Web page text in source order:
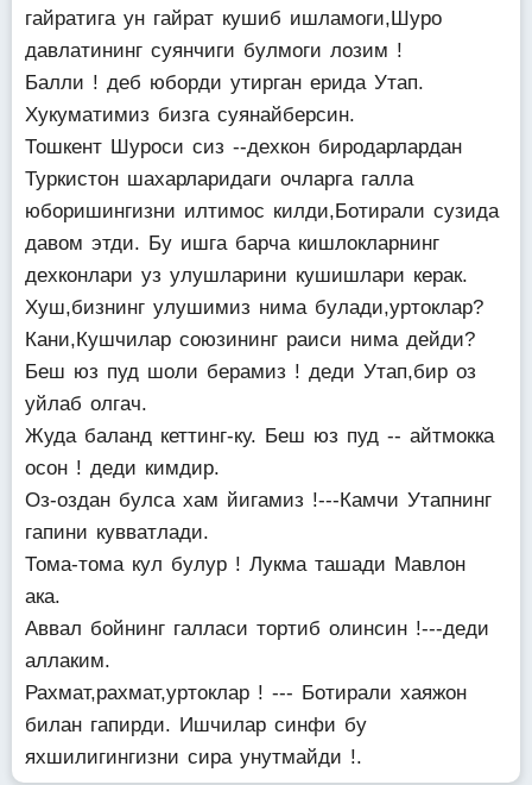
гайратига ун гайрат кушиб ишламоги,Шуро
давлатининг суянчиги булмоги лозим !
Балли ! деб юборди утирган ерида Утап.
Хукуматимиз бизга суянайберсин.
Тошкент Шуроси сиз --дехкон биродарлардан
Туркистон шахарларидаги очларга галла
юборишингизни илтимос килди,Ботирали сузида
давом этди. Бу ишга барча кишлокларнинг
дехконлари уз улушларини кушишлари керак.
Хуш,бизнинг улушимиз нима булади,уртоклар?
Кани,Кушчилар союзининг раиси нима дейди?
Беш юз пуд шоли берамиз ! деди Утап,бир оз
уйлаб олгач.
Жуда баланд кеттинг-ку. Беш юз пуд -- айтмокка
осон ! деди кимдир.
Оз-оздан булса хам йигамиз !---Камчи Утапнинг
гапини кувватлади.
Тома-тома кул булур ! Лукма ташади Мавлон
ака.
Аввал бойнинг галласи тортиб олинсин !---деди
аллаким.
Рахмат,рахмат,уртоклар ! --- Ботирали хаяжон
билан гапирди. Ишчилар синфи бу
яхшилигингизни сира унутмайди !.